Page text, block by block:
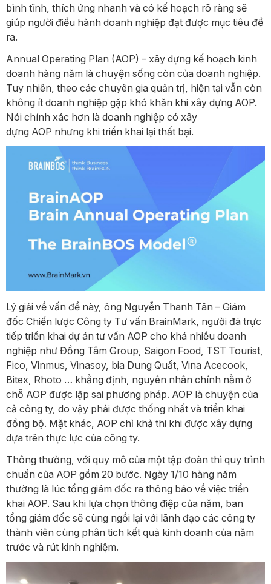
bình tĩnh, thích ứng nhanh và có kế hoạch rõ ràng sẽ
giúp người điều hành doanh nghiệp đạt được mục tiêu đề
ra.
Annual Operating Plan (AOP) – xây dựng kế hoạch kinh
doanh hàng năm là chuyện sống còn của doanh nghiệp.
Tuy nhiên, theo các chuyên gia quản trị, hiện tại vẫn còn
không ít doanh nghiệp gặp khó khăn khi xây dựng AOP.
Nói chính xác hơn là doanh nghiệp có xây
dựng AOP nhưng khi triển khai lại thất bại.
Lý giải về vấn đề này, ông Nguyễn Thanh Tân – Giám
đốc Chiến lược Công ty Tư vấn BrainMark, người đã trực
tiếp triển khai dự án tư vấn AOP cho khá nhiều doanh
nghiệp như Đồng Tâm Group, Saigon Food, TST Tourist,
Fico, Vinmus, Vinasoy, bia Dung Quất, Vina Acecook,
Bitex, Rhoto … khẳng định, nguyên nhân chính nằm ở
chỗ AOP được lập sai phương pháp. AOP là chuyện của
cả công ty, do vậy phải được thống nhất và triển khai
đồng bộ. Mặt khác, AOP chỉ khả thi khi được xây dựng
dựa trên thực lực của công ty.
Thông thường, với quy mô của một tập đoàn thì quy trình
chuẩn của AOP gồm 20 bước. Ngày 1/10 hàng năm
thường là lúc tổng giám đốc ra thông báo về việc triển
khai AOP. Sau khi lựa chọn thông điệp của năm, ban
tổng giám đốc sẽ cùng ngồi lại với lãnh đạo các công ty
thành viên cùng phân tich kết quả kinh doanh của năm
trước và rút kinh nghiệm.